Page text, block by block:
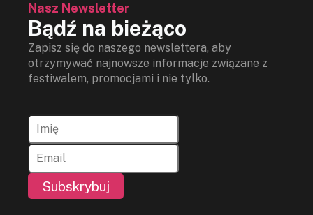
Nasz Newsletter
Bądź na bieżąco
Zapisz się do naszego newslettera, aby
otrzymywać najnowsze informacje związane z
festiwalem, promocjami i nie tylko.
Subskrybuj